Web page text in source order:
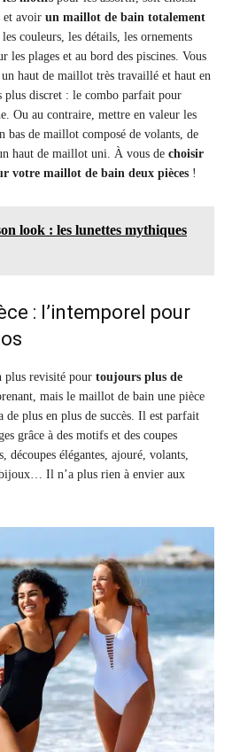
et avoir un maillot de bain totalement
couleurs, les détails, les ornements
les plages et au bord des piscines. Vous
haut de maillot très travaillé et haut en
plus discret : le combo parfait pour
Ou au contraire, mettre en valeur les
bas de maillot composé de volants, de
haut de maillot uni. À vous de choisir
votre maillot de bain deux pièces !
look : les lunettes mythiques
: l’intemporel pour
plus revisité pour toujours plus de
mais le maillot de bain une pièce
de plus en plus de succès. Il est parfait
grâce à des motifs et des coupes
élégantes, ajouré, volants,
Il n’a plus rien à envier aux